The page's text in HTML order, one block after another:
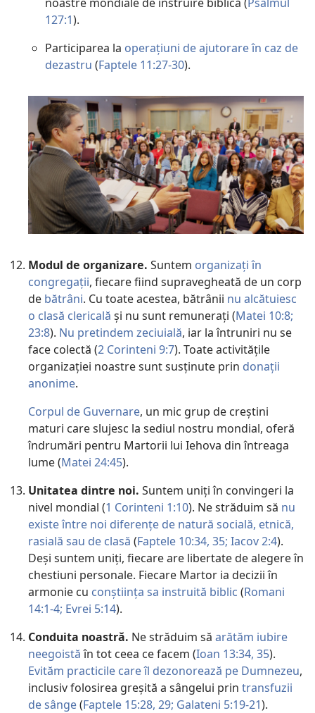
127:1).
Participarea la operațiuni de ajutorare în caz de
dezastru (Faptele 11:27-30).
Modul de organizare. Suntem organizați în
congregații, fiecare fiind supravegheată de un corp
de bătrâni. Cu toate acestea, bătrânii nu alcătuiesc
o clasă clericală și nu sunt remunerați (Matei 10:8;
23:8). Nu pretindem zeciuială, iar la întruniri nu se
face colectă (2 Corinteni 9:7). Toate activitățile
organizației noastre sunt susținute prin donații
anonime.
Corpul de Guvernare, un mic grup de creștini
maturi care slujesc la sediul nostru mondial, oferă
îndrumări pentru Martorii lui Iehova din întreaga
lume (Matei 24:45).
Unitatea dintre noi. Suntem uniți în convingeri la
nivel mondial (1 Corinteni 1:10). Ne străduim să nu
existe între noi diferențe de natură socială, etnică,
rasială sau de clasă (Faptele 10:34, 35; Iacov 2:4).
Deși suntem uniți, fiecare are libertate de alegere în
chestiuni personale. Fiecare Martor ia decizii în
armonie cu conștiința sa instruită biblic (Romani
14:1-4; Evrei 5:14).
Conduita noastră. Ne străduim să arătăm iubire
neegoistăîn tot ceea ce facem (Ioan 13:34, 35).
Evităm practicile care îl dezonorează pe Dumnezeu,
inclusiv folosirea greșită a sângelui prin transfuzii
de sânge(Faptele 15:28, 29; Galateni 5:19-21).